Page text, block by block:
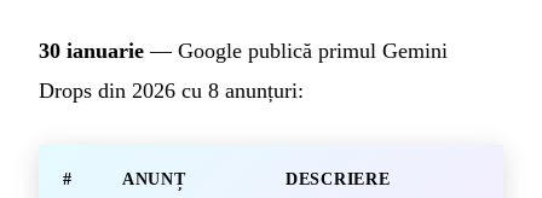
30 ianuarie — Google publică primul Gemini
Drops din 2026 cu 8 anunțuri:
# ANUNȚ DESCRIERE